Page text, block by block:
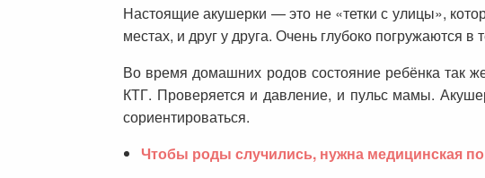
Настоящие акушерки — это не «тетки с улицы»,
местах, и друг у друга. Очень глубоко
Во время домашних родов состояние ребёнка так
КТГ. Проверяется и давление, и пульс мамы.
сориентироваться.
Чтобы роды случились, нужна медицинская